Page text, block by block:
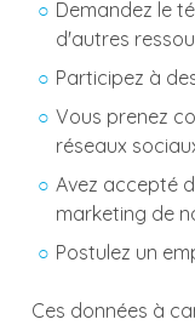
Demandez le
d'autres
Participez à
Vous prenez
réseaux
Avez accepté
marketing de
Postulez un
Ces données à